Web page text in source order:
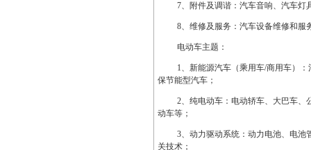
7、附件及调谐：汽车音响、汽车灯
8、维修及服务：汽车设备维修和服
电动车主题：
1、新能源汽车（乘用车/商用车）：
保节能型汽车；
2、纯电动车：电动轿车、大巴车
动车等；
3、动力驱动系统：动力电池、电
关技术；